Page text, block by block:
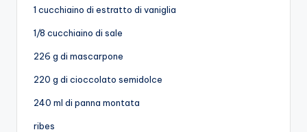
1 cucchiaino di estratto di vaniglia
1/8 cucchiaino di sale
226 g di mascarpone
220 g di cioccolato semidolce
240 ml di panna montata
ribes